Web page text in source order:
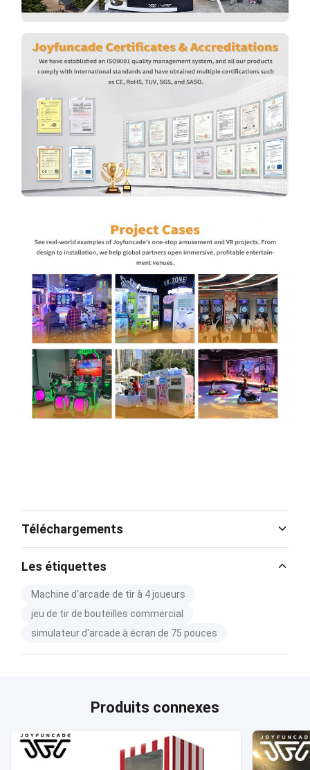
Téléchargements
PDF Catalog Download.pdf
Les étiquettes
Machine d'arcade de tir à 4 joueurs
jeu de tir de bouteilles commercial
simulateur d'arcade à écran de 75 pouces
Produits connexes